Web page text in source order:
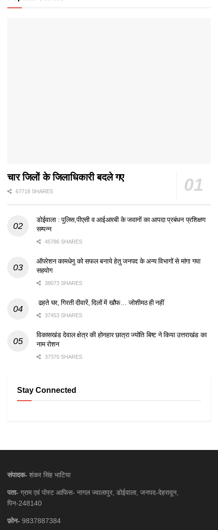
चार जिलों के जिलाधिकारी बदले गए
67718 SHARES
डोईवाला : पुलिस,पीएसी व आईआरबी के जवानों का आपदा प्रबंधन प्रशिक्षण
सम्पन्न
45786 SHARES
ऑपरेशन कामधेनु को सफल बनाये हेतु जनपद के अन्य विभागों से मांगा गया
सहयोग
38073 SHARES
ढहते घर, गिरती दीवारें, दिलों में खौफ… जोशीमठ ही नहीं
37453 SHARES
विकासखंड देवाल क्षेत्र की होनहार छात्रा ज्योति बिष्ट ने किया उत्तराखंड का
नाम रोशन
37370 SHARES
Stay Connected
संपादक- शंकर सिंह भाटिया
पता- ग्राम एवं पोस्ट आफिस- नागल ज्वालापुर, डोईवाला, जनपद-देहरादून,
पिन-248140
फ़ोन- 9837887384